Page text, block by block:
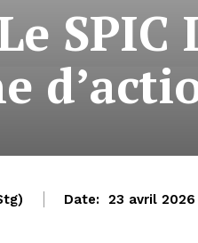
Date: 23 avril 2026